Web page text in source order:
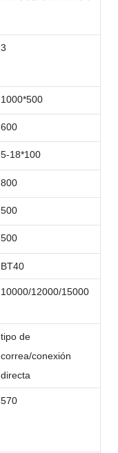
3
1000*500
600
5-18*100
800
500
500
BT40
10000/12000/15000
tipo de
correa/conexión
directa
570